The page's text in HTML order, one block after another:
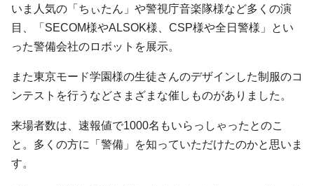
いま人気の「ちぃたん」や警視庁音楽隊様など多くの演
目、「SECOM様やALSOK様、CSP様や全日警様」とい
った警備会社のロボットを展示。
また東京モード学園様の生徒さんのデザインした制服のコ
ンテストを行うなどさまざまな催しものがありました。
来場者数は、速報値で1000名もいらっしゃったとのこ
と。多くの方に「警備」を知っていただけたのかと思いま
す。